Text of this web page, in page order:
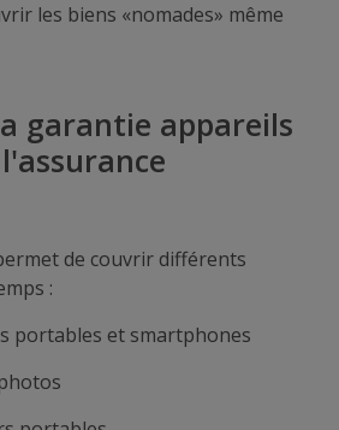
les biens «nomades» même
garantie appareils
de couvrir différents
:
portables et smartphones